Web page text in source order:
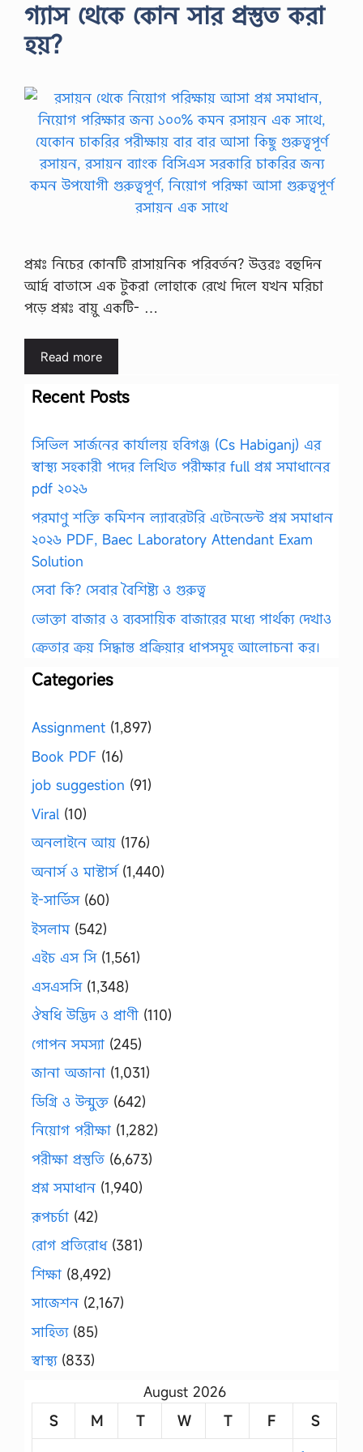
গ্যাস থেকে কোন সার প্রস্তুত করা
হয়?
প্রশ্নঃ নিচের কোনটি রাসায়নিক পরিবর্তন? উত্তরঃ বহুদিন
আর্দ্র বাতাসে এক টুকরা লোহাকে রেখে দিলে যখন মরিচা
পড়ে প্রশ্নঃ বায়ু একটি- …
Read more
Recent Posts
সিভিল সার্জনের কার্যালয় হবিগঞ্জ (Cs Habiganj) এর
স্বাস্থ্য সহকারী পদের লিখিত পরীক্ষার full প্রশ্ন সমাধানের
pdf ২০২৬
পরমাণু শক্তি কমিশন ল্যাবরেটরি এটেনডেন্ট প্রশ্ন সমাধান
২০২৬ PDF, Baec Laboratory Attendant Exam
Solution
সেবা কি? সেবার বৈশিষ্ট্য ও গুরুত্ব
ভোক্তা বাজার ও ব্যবসায়িক বাজারের মধ্যে পার্থক্য দেখাও
ক্রেতার ক্রয় সিদ্ধান্ত প্রক্রিয়ার ধাপসমূহ আলোচনা কর।
Categories
Assignment (1,897)
Book PDF (16)
job suggestion (91)
Viral (10)
অনলাইনে আয় (176)
অনার্স ও মাস্টার্স(1,440)
ই-সার্ভিস(60)
ইসলাম(542)
এইচ এস সি(1,561)
এসএসসি(1,348)
ঔষধি উদ্ভিদ ও প্রাণী (110)
গোপন সমস্যা (245)
জানা অজানা (1,031)
ডিগ্রি ও উন্মুক্ত (642)
নিয়োগ পরীক্ষা (1,282)
পরীক্ষা প্রস্তুতি (6,673)
প্রশ্ন সমাধান (1,940)
রূপচর্চা (42)
রোগ প্রতিরোধ(381)
শিক্ষা (8,492)
সাজেশন (2,167)
সাহিত্য(85)
স্বাস্থ্য(833)
August 2026
S
M T W T F
S